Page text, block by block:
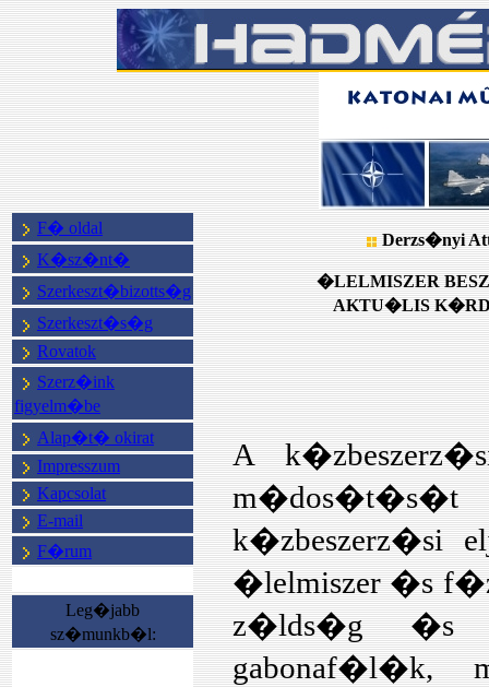
F� oldal
K�sz�nt�
Szerkeszt�bizotts�g
Szerkeszt�s�g
Rovatok
Szerz�ink
figyelm�be
Alap�t� okirat
Impresszum
Kapcsolat
E-mail
F�rum
Leg�jabb
sz�munkb�l:
Derzs�nyi
�LELMISZER
AKTU�LIS
A
m�dos�t�s�t
k�zbeszerz�si
�lelmiszer �s
z�lds�g �s
gabonaf�l�k,